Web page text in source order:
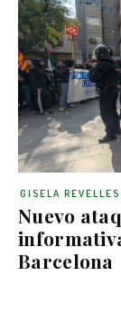
Nuevo
Barcelona
GISELA REVELLES